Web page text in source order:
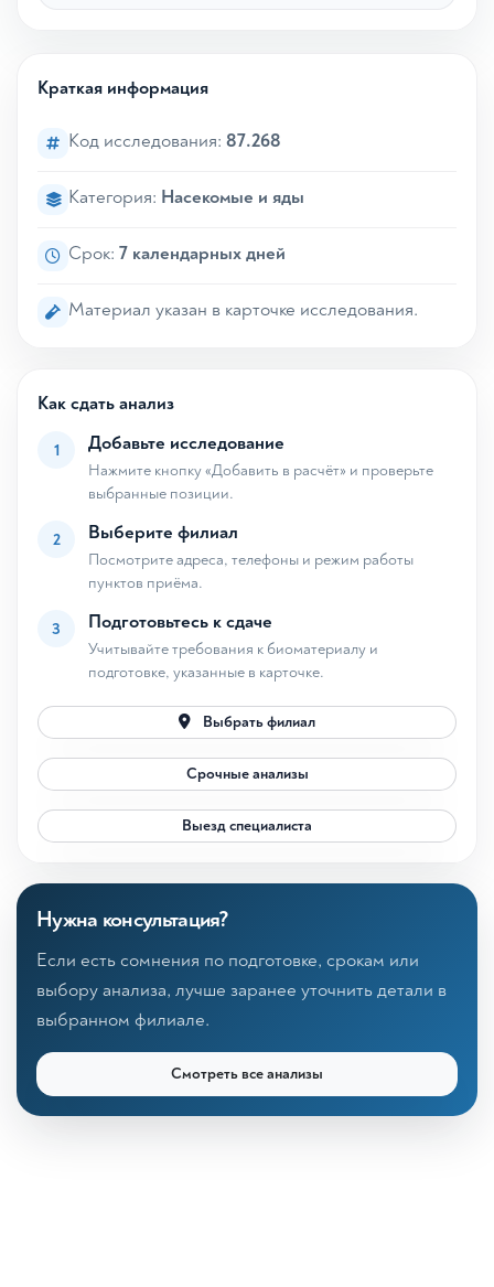
Краткая информация
Код исследования: 87.268
Категория: Насекомые и яды
Срок: 7 календарных дней
Материал указан в карточке исследования.
Как сдать анализ
1 Добавьте исследование
Нажмите кнопку «Добавить в расчёт» и проверьте
выбранные позиции.
2 Выберите филиал
Посмотрите адреса, телефоны и режим работы
пунктов приёма.
3 Подготовьтесь к сдаче
Учитывайте требования к биоматериалу и
подготовке, указанные в карточке.
Выбрать филиал
Срочные анализы
Выезд специалиста
Нужна консультация?
Если есть сомнения по подготовке, срокам или
выбору анализа, лучше заранее уточнить детали в
выбранном филиале.
Смотреть все анализы